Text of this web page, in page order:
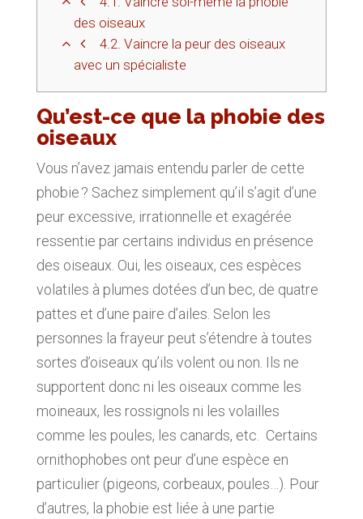
des oiseaux
4.2. Vaincre la peur des oiseaux
avec un spécialiste
Qu’est-ce que la phobie des
oiseaux
Vous n’avez jamais entendu parler de cette
phobie ? Sachez simplement qu’il s’agit d’une
peur excessive, irrationnelle et exagérée
ressentie par certains individus en présence
des oiseaux. Oui, les oiseaux, ces espèces
volatiles à plumes dotées d’un bec, de quatre
pattes et d’une paire d’ailes. Selon les
personnes la frayeur peut s’étendre à toutes
sortes d’oiseaux qu’ils volent ou non. Ils ne
supportent donc ni les oiseaux comme les
moineaux, les rossignols ni les volailles
comme les poules, les canards, etc. Certains
ornithophobes ont peur d’une espèce en
particulier (pigeons, corbeaux, poules…). Pour
d’autres, la phobie est liée à une partie